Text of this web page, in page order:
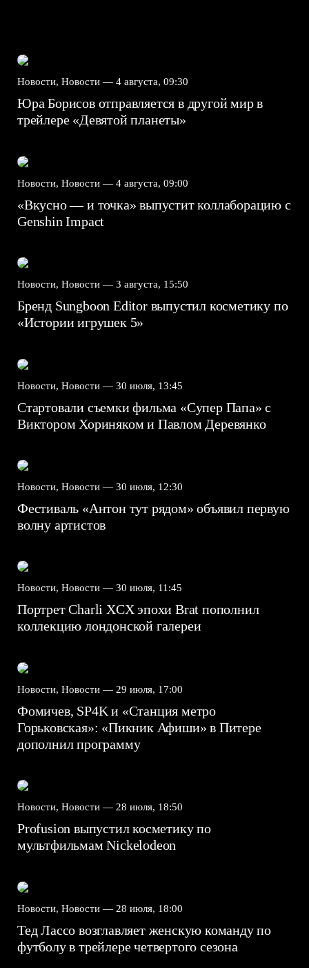
Новости, Новости — 4 августа, 09:30
Юра Борисов отправляется в другой мир в
трейлере «Девятой планеты»
Новости, Новости — 4 августа, 09:00
«Вкусно — и точка» выпустит коллаборацию с
Genshin Impact⁠⁠
Новости, Новости — 3 августа, 15:50
Бренд Sungboon Editor выпустил косметику по
«Истории игрушек 5»
Новости, Новости — 30 июля, 13:45
Стартовали съемки фильма «Супер Папа» с
Виктором Хориняком и Павлом Деревянко
Новости, Новости — 30 июля, 12:30
Фестиваль «Антон тут рядом» объявил первую
волну артистов
Новости, Новости — 30 июля, 11:45
Портрет Charli XCX эпохи Brat пополнил
коллекцию лондонской галереи
Новости, Новости — 29 июля, 17:00
Фомичев, SP4K и «Станция метро
Горьковская»: «Пикник Афиши» в Питере
дополнил программу
Новости, Новости — 28 июля, 18:50
Profusion выпустил косметику по
мультфильмам Nickelodeon
Новости, Новости — 28 июля, 18:00
Тед Лассо возглавляет женскую команду по
футболу в трейлере четвертого сезона